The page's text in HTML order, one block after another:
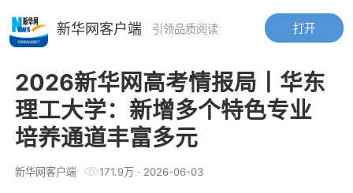
2026新华网高考情报局丨华东
理工大学：新增多个特色专业
培养通道丰富多元
新华网客户端 171.9万· 2026-06-03
打开
新华网客户端 引领品质阅读